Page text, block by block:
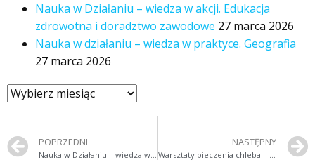
Nauka w Działaniu – wiedza w akcji. Edukacja
zdrowotna i doradztwo zawodowe 27 marca 2026
Nauka w działaniu – wiedza w praktyce. Geografia
27 marca 2026
POPRZEDNI NASTĘPNY